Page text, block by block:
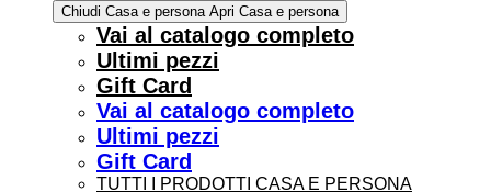
Chiudi Casa e persona Apri Casa e persona
Vai al catalogo completo
Ultimi pezzi
Gift Card
Vai al catalogo completo
Ultimi pezzi
Gift Card
TUTTI I PRODOTTI CASA E PERSONA